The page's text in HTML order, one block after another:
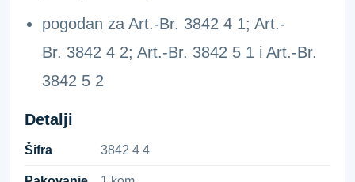
pogodan za Art.-Br. 3842 4 1; Art.-
Br. 3842 4 2; Art.-Br. 3842 5 1 i Art.-Br.
3842 5 2
Detalji
Šifra 3​8​4​2​ ​4​ ​4​